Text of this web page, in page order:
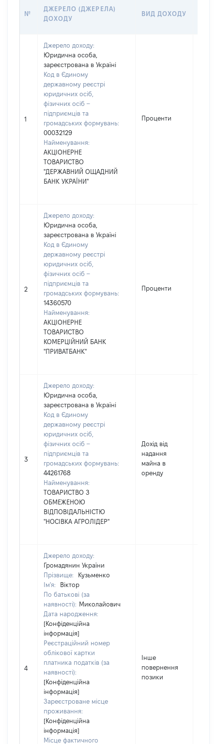
№
ДЖЕРЕЛО (ДЖЕРЕЛА)
ДОХОДУ
ВИД ДОХОДУ
1
Джерело доходу:
Юридична особа,
зареєстрована в Україні
Код в Єдиному
державному реєстрі
юридичних осіб,
фізичних осіб –
підприємців та
громадських формувань:
00032129
Найменування:
АКЦІОНЕРНЕ
ТОВАРИСТВО
"ДЕРЖАВНИЙ ОЩАДНИЙ
БАНК УКРАЇНИ"
Проценти
2
Джерело доходу:
Юридична особа,
зареєстрована в Україні
Код в Єдиному
державному реєстрі
юридичних осіб,
фізичних осіб –
підприємців та
громадських формувань:
14360570
Найменування:
АКЦІОНЕРНЕ
ТОВАРИСТВО
КОМЕРЦІЙНИЙ БАНК
"ПРИВАТБАНК"
Проценти
3
Джерело доходу:
Юридична особа,
зареєстрована в Україні
Код в Єдиному
державному реєстрі
юридичних осіб,
фізичних осіб –
підприємців та
громадських формувань:
44261768
Найменування:
ТОВАРИСТВО З
ОБМЕЖЕНОЮ
ВІДПОВІДАЛЬНІСТЮ
"НОСІВКА АГРОЛІДЕР"
Дохід від
надання
майна в
оренду
4
Джерело доходу:
Громадянин України
Прізвище:
Кузьменко
Ім'я:
Віктор
По батькові (за
наявності): Миколайович
Дата народження:
[Конфіденційна
інформація]
Реєстраційний номер
облікової картки
платника податків (за
наявності):
[Конфіденційна
інформація]
Зареєстроване місце
проживання:
[Конфіденційна
інформація]
Місце фактичного
Інше
повернення
позики